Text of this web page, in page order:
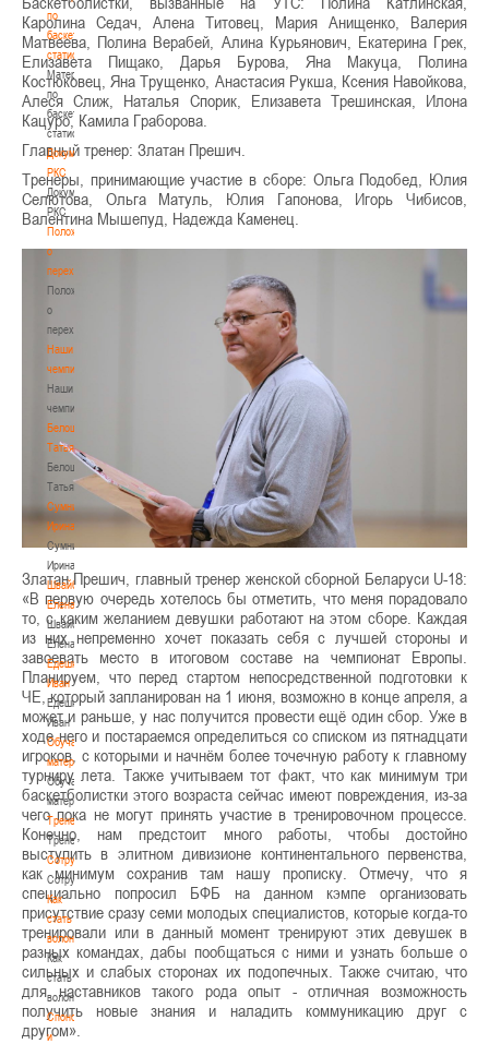
по
баскетбольной
статистике
Материалы
по
баскетбольной
статистике
Документы
РКС
Документы
РКС
Положение
о
переходах
Положение
о
переходах
Наши
чемпионы
Наши
чемпионы
Белошапко
Татьяна
Белошапко
Татьяна
Сумникова
Ирина
Сумникова
Ирина
Швайбович
Елена
Швайбович
Елена
Едешко
Иван
Едешко
Иван
Обучающие
материалы
Обучающие
материалы
Тренерам
Тренерам
Сотрудничество
Сотрудничество
Как
стать
волонтером
Как
стать
волонтером
Спонсоры
и
Каролина Седач, Алена Титовец, Мария Анищенко, Валерия
Матвеева, Полина Верабей, Алина Курьянович, Екатерина Грек,
Елизавета Пищако, Дарья Бурова, Яна Макуца, Полина
Костюковец, Яна Трущенко, Анастасия Рукша, Ксения Навойкова,
Алеся Слиж, Наталья Спорик, Елизавета Трешинская, Илона
Кацуро, Камила Граборова.
Главный тренер: Златан Прешич.
Тренеры, принимающие участие в сборе: Ольга Подобед, Юлия
Селютова, Ольга Матуль, Юлия Гапонова, Игорь Чибисов,
Валентина Мышепуд, Надежда Каменец.
Златан Прешич, главный тренер женской сборной Беларуси U-18:
«В первую очередь хотелось бы отметить, что меня порадовало
то, с каким желанием девушки работают на этом сборе. Каждая
из них непременно хочет показать себя с лучшей стороны и
завоевать место в итоговом составе на чемпионат Европы.
Планируем, что перед стартом непосредственной подготовки к
ЧЕ, который запланирован на 1 июня, возможно в конце апреля, а
может и раньше, у нас получится провести ещё один сбор. Уже в
ходе него и постараемся определиться со списком из пятнадцати
игроков, с которыми и начнём более точечную работу к главному
турниру лета. Также учитываем тот факт, что как минимум три
баскетболистки этого возраста сейчас имеют повреждения, из-за
чего пока не могут принять участие в тренировочном процессе.
Конечно, нам предстоит много работы, чтобы достойно
выступить в элитном дивизионе континентального первенства,
как минимум сохранив там нашу прописку. Отмечу, что я
специально попросил БФБ на данном кэмпе организовать
присутствие сразу семи молодых специалистов, которые когда-то
тренировали или в данный момент тренируют этих девушек в
разных командах, дабы пообщаться с ними и узнать больше о
сильных и слабых сторонах их подопечных. Также считаю, что
для наставников такого рода опыт - отличная возможность
получить новые знания и наладить коммуникацию друг с
другом».